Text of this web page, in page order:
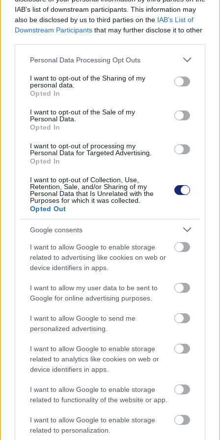
IAB’s list of downstream participants. This information may
also be disclosed by us to third parties on the IAB’s List of
Downstream Participants that may further disclose it to other
Please note that this website/app uses one or more Google
not limited to your visit or usage behaviour. You may click to
grant or deny consent to Google and its third-party tags to
use your data for below specified purposes in below Google
consent section.
Personal Data Processing Opt Outs
I want to opt-out of the Sharing of my
personal data.
Opted In
I want to opt-out of the Sale of my
Personal Data.
Opted In
I want to opt-out of processing my
Personal Data for Targeted Advertising.
Opted In
I want to opt-out of Collection, Use,
Retention, Sale, and/or Sharing of my
Personal Data that Is Unrelated with the
Purposes for which it was collected.
Opted Out
Google consents
I want to allow Google to enable storage
related to advertising like cookies on web or
device identifiers in apps.
I want to allow my user data to be sent to
Google for online advertising purposes.
I want to allow Google to send me
personalized advertising.
I want to allow Google to enable storage
related to analytics like cookies on web or
device identifiers in apps.
I want to allow Google to enable storage
related to functionality of the website or app.
I want to allow Google to enable storage
related to personalization.
segíteni fog a környező utak zsúfoltságának
megszűntetésében. A járatokat nemcsak a gyár
dolgozói, hanem bárki ingyen igénybe veheti.
#tesla #berlin #gigafactory #vonat
közletkedés
#vasút
Hozzászólások
Áramtermelési rekordot állított
fel a világ legnagyobb
szélerőműve
Eddigi legnagyobb teljesítményéhez egy tájfun
segítette hozzá.
ismét egyre több szó esik a nagyhatalmak vállalásairól,
klímacélok elérésének lehetőségeiről és a megújuló